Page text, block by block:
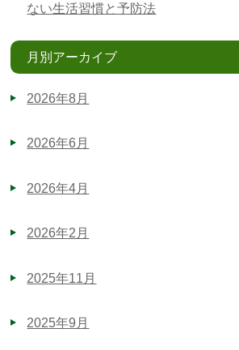
ない生活習慣と予防法
月別アーカイブ
2026年8月
2026年6月
2026年4月
2026年2月
2025年11月
2025年9月